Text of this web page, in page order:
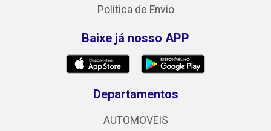
Política de Envio
Baixe já nosso APP
Departamentos
AUTOMOVEIS